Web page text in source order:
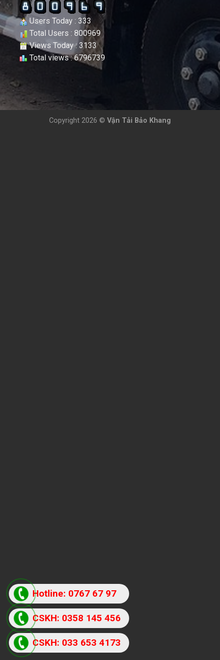
Users Today : 333
Total Users : 800969
Views Today : 3133
Total views : 6796739
Copyright 2026 © Vận Tải Bảo Khang
Hotline: 0767 67 97
87
CSKH: 033 653 4173
CSKH: 0358 145 456